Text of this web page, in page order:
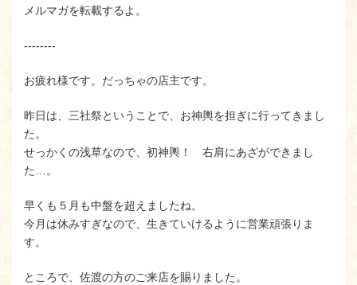
メルマガを転載するよ。
‐‐‐‐‐‐‐‐
お疲れ様です。だっちゃの店主です。
昨日は、三社祭ということで、お神輿を担ぎに行ってきまし
た。
せっかくの浅草なので、初神輿！ 右肩にあざができまし
た…。
早くも５月も中盤を超えましたね。
今月は休みすぎなので、生きていけるように営業頑張りま
す。
ところで、佐渡の方のご来店を賜りました。